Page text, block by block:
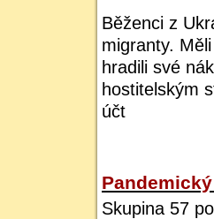
Běženci z
migranty.
hradili své
hostitelským
účt
Skupina 57